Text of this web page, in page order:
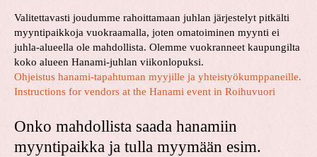
Valitettavasti joudumme rahoittamaan juhlan järjestelyt pitkälti
myyntipaikkoja vuokraamalla, joten omatoiminen myynti ei
juhla-alueella ole mahdollista. Olemme vuokranneet kaupungilta
koko alueen Hanami-juhlan viikonlopuksi.
Ohjeistus hanami-tapahtuman myyjille ja yhteistyökumppaneille.
Instructions for vendors at the Hanami event in Roihuvuori
Onko mahdollista saada hanamiin
myyntipaikka ja tulla myymään esim.